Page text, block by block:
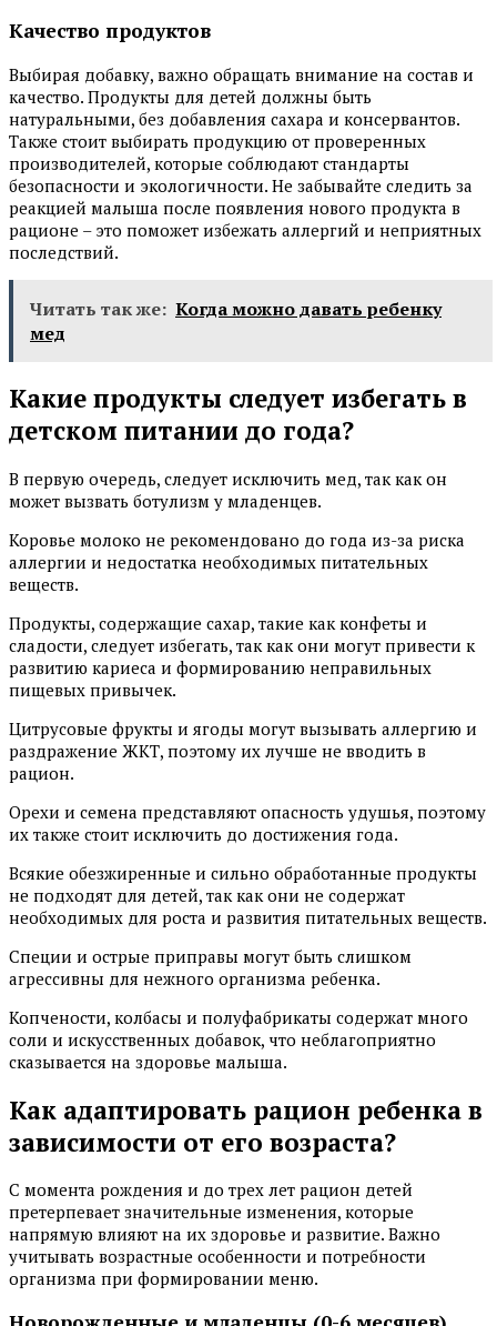
Качество продуктов
Выбирая добавку, важно обращать внимание на состав и
качество. Продукты для детей должны быть
натуральными, без добавления сахара и консервантов.
Также стоит выбирать продукцию от проверенных
производителей, которые соблюдают стандарты
безопасности и экологичности. Не забывайте следить за
реакцией малыша после появления нового продукта в
рационе – это поможет избежать аллергий и неприятных
последствий.
Читать так же: Когда можно давать ребенку
мед
Какие продукты следует избегать в
детском питании до года?
В первую очередь, следует исключить мед, так как он
может вызвать ботулизм у младенцев.
Коровье молоко не рекомендовано до года из-за риска
аллергии и недостатка необходимых питательных
веществ.
Продукты, содержащие сахар, такие как конфеты и
сладости, следует избегать, так как они могут привести к
развитию кариеса и формированию неправильных
пищевых привычек.
Цитрусовые фрукты и ягоды могут вызывать аллергию и
раздражение ЖКТ, поэтому их лучше не вводить в
рацион.
Орехи и семена представляют опасность удушья, поэтому
их также стоит исключить до достижения года.
Всякие обезжиренные и сильно обработанные продукты
не подходят для детей, так как они не содержат
необходимых для роста и развития питательных веществ.
Специи и острые приправы могут быть слишком
агрессивны для нежного организма ребенка.
Копчености, колбасы и полуфабрикаты содержат много
соли и искусственных добавок, что неблагоприятно
сказывается на здоровье малыша.
Как адаптировать рацион ребенка в
зависимости от его возраста?
С момента рождения и до трех лет рацион детей
претерпевает значительные изменения, которые
напрямую влияют на их здоровье и развитие. Важно
учитывать возрастные особенности и потребности
организма при формировании меню.